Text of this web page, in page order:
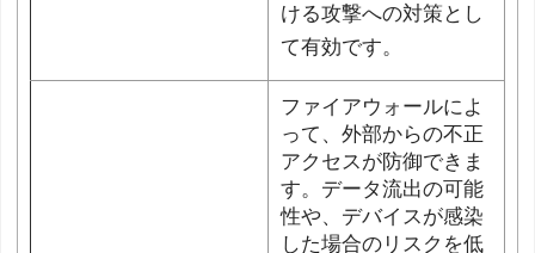
ける攻撃への対策とし
て有効です。
ファイアウォールによ
って、外部からの不正
アクセスが防御できま
す。データ流出の可能
性や、デバイスが感染
した場合のリスクを低